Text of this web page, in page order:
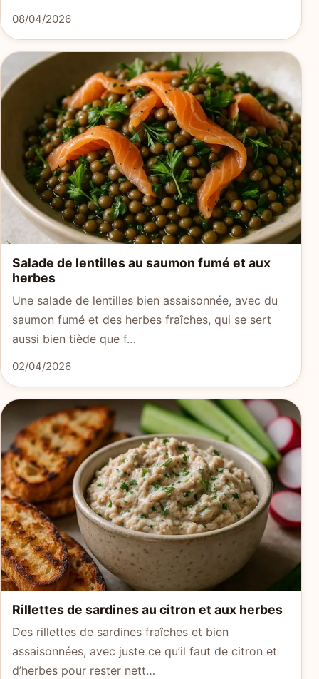
08/04/2026
Salade de lentilles au saumon fumé et aux
herbes
Une salade de lentilles bien assaisonnée, avec du
saumon fumé et des herbes fraîches, qui se sert
aussi bien tiède que f…
02/04/2026
Rillettes de sardines au citron et aux herbes
Des rillettes de sardines fraîches et bien
assaisonnées, avec juste ce qu’il faut de citron et
d’herbes pour rester nett…